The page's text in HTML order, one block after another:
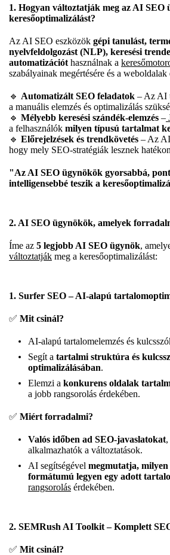
1. Hogyan változtatják meg az AI SEO
keresőoptimalizálást?
Az AI SEO eszközök gépi tanulást,
nyelvfeldolgozást (NLP), keresési
automatizációt használnak a
szabályainak megértésére és a
🔹 Automatizált SEO feladatok – Az AI
a manuális elemzés és optimalizálás
🔹 Mélyebb keresési szándék-elemzés –
a felhasználók milyen típusú tartalmat
🔹 Előrejelzések és trendkövetés – Az
hogy mely SEO-stratégiák lesznek
"Az AI SEO ügynökök gyorsabbá,
intelligensebbé teszik a
2. AI SEO ügynökök, amelyek
Íme az 5 legjobb AI SEO ügynök,
változtatják meg a keresőoptimalizálást:
1. Surfer SEO – AI-alapú
✅ Mit csinál?
AI-alapú tartalomelemzés és
Segít a tartalmi struktúra és
optimalizálásában.
Elemzi a konkurens oldalak
a jobb rangsorolás érdekében.
✅ Miért forradalmi?
Valós időben ad SEO-javaslatokat
alkalmazhatók a változtatások.
AI segítségével megmutatja, milyen
formátumú legyen egy adott
rangsorolás érdekében.
2. SEMRush AI Toolkit – Komplett
✅ Mit csinál?